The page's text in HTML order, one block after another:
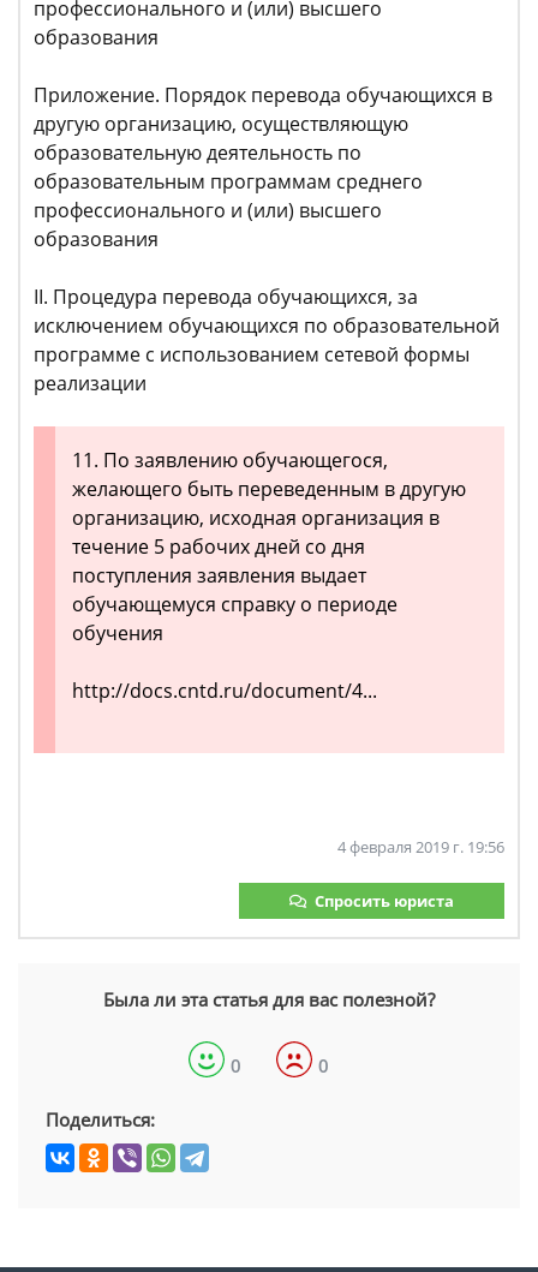
профессионального и (или) высшего
образования
Приложение. Порядок перевода обучающихся в
другую организацию, осуществляющую
образовательную деятельность по
образовательным программам среднего
профессионального и (или) высшего
образования
II. Процедура перевода обучающихся, за
исключением обучающихся по образовательной
программе с использованием сетевой формы
реализации
11. По заявлению обучающегося,
желающего быть переведенным в другую
организацию, исходная организация в
течение 5 рабочих дней со дня
поступления заявления выдает
обучающемуся справку о периоде
обучения
http://docs.cntd.ru/document/4...
4 февраля 2019 г. 19:56
Спросить юриста
Была ли эта статья для вас полезной?
0 0
Поделиться: